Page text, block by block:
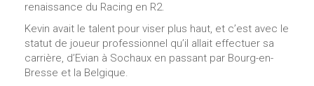
renaissance du Racing en R2.
Kevin avait le talent pour viser plus haut, et c’est avec le
statut de joueur professionnel qu’il allait effectuer sa
carrière, d’Evian à Sochaux en passant par Bourg-en-
Bresse et la Belgique.